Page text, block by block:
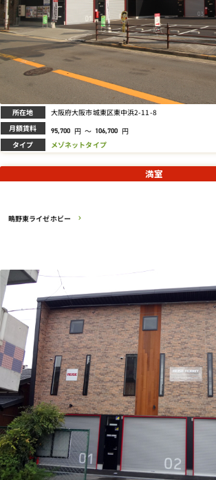
所在地 大阪府大阪市城東区東中浜2-11-8
月額賃料 95,700 円 ～ 106,700 円
タイプ メゾネットタイプ
鴫野東ライゼホビー
満室